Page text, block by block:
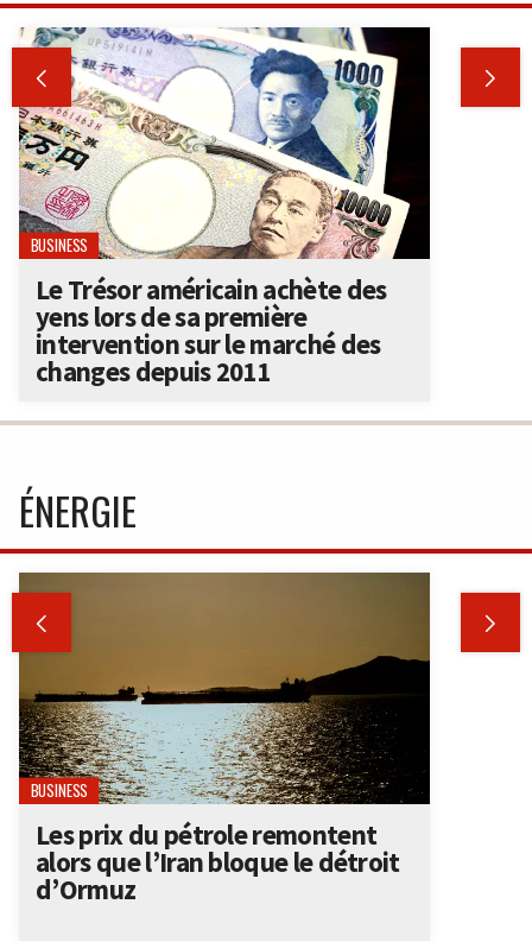
 
BUSINESS
Le Trésor américain achète des
yens lors de sa première
intervention sur le marché des
changes depuis 2011
ÉNERGIE
 
BUSINESS
Les prix du pétrole remontent
alors que l’Iran bloque le détroit
d’Ormuz